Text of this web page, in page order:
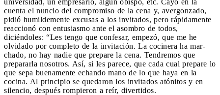
cuenta el nuncio del compromiso de la cena y, avergonzado,
pidió humildemente excusas a los invitados, pero rápidamente
reaccionó con entusiasmo ante el asombro de todos,
diciéndoles: “Les tengo que confesar, empezó, que me he
olvida­do por completo de la invitación. La cocinera ha mar­
chado, no hay nadie que prepare la cena. Tendremos que
prepararla nosotros. Así, si les parece, que cada cual prepare lo
que sepa buenamente echando mano de lo que haya en la
cocina. Al principio se quedaron los invitados atónitos y en
silencio, después rompieron a reír, divertidos.